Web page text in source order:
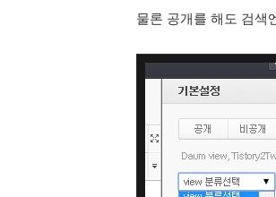
물론 공개를 해도 검색